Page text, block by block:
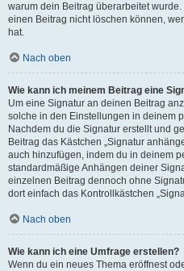
warum dein Beitrag überarbeitet
einen Beitrag nicht löschen können,
hat.
Nach oben
Wie kann ich meinem Beitrag eine
Um eine Signatur an deinen Beitrag
solche in den Einstellungen in deinem
Nachdem du die Signatur erstellt und
Beitrag das Kästchen „Signatur
auch hinzufügen, indem du in deinem
standardmäßige Anhängen deiner
einzelnen Beitrag dennoch ohne
dort einfach das Kontrollkästchen
Nach oben
Wie kann ich eine Umfrage erstellen?
Wenn du ein neues Thema eröffnest